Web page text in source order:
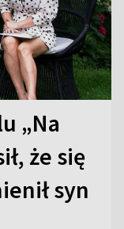
„Na
że się
syn